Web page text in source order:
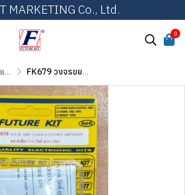
MARKETING Co., Ltd.
0
ง FK679 วงจรขยายเสียง 5+5 วัตต์ แบบ SMD